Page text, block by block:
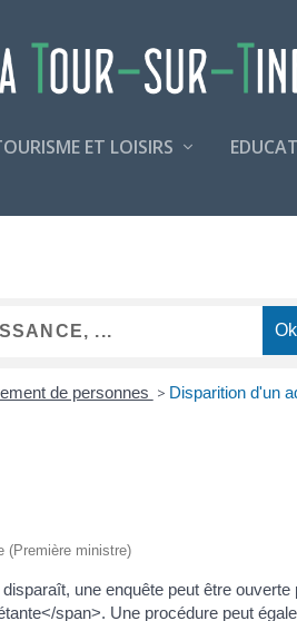
ET LOISIRS
de personnes > Disparition d'un
(Première ministre)
une enquête peut être
span>. Une procédure peut